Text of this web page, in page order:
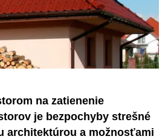
na zatienenie
je bezpochyby strešné
architektúrou a možnosťami